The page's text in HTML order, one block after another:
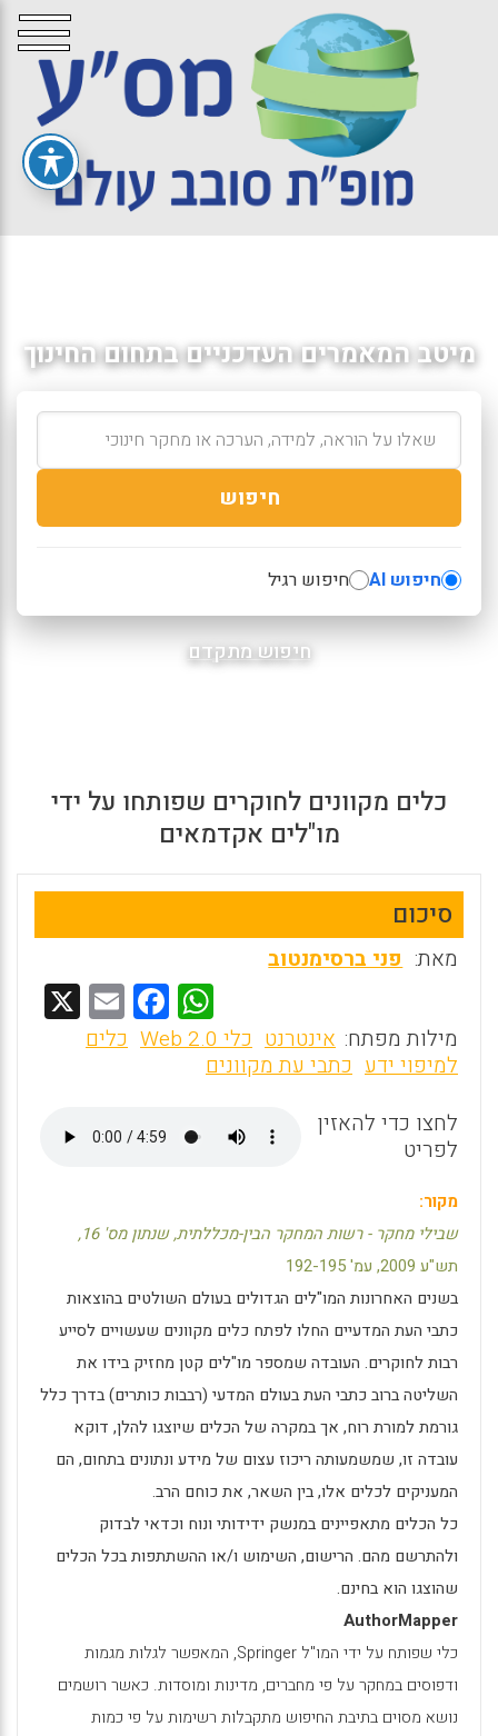
מיטב המאמרים העדכניים בתחום החינוך
חיפוש
חיפוש AI חיפוש רגיל
חיפוש מתקדם
כלים מקוונים לחוקרים שפותחו על ידי
מו"לים אקדמאים
סיכום
מאת: פני ברסימנטוב
W
h
A
F
a
o
E
m מילות מפתח: אינטרנט כלי Web 2.0
כלים
למיפוי ידע כתבי עת מקוונים
לחצו כדי להאזין
לפריט
מקור:
שבילי מחקר - רשות המחקר הבין-מכללתית, שנתון מס' 16,
תש"ע 2009, עמ' 192-195
בשנים האחרונות המו"לים הגדולים בעולם השולטים בהוצאות
כתבי העת המדעיים החלו לפתח כלים מקוונים שעשויים לסייע
רבות לחוקרים. העובדה שמספר מו"לים קטן מחזיק בידו את
השליטה ברוב כתבי העת בעולם המדעי (רבבות כותרים) בדרך כלל
גורמת למורת רוח, אך במקרה של הכלים שיוצגו להלן, דוקא
עובדה זו, שמשמעותה ריכוז עצום של מידע ונתונים בתחום, הם
המעניקים לכלים אלו, בין השאר, את כוחם הרב.
כל הכלים מתאפיינים במנשק ידידותי ונוח וכדאי לבדוק
ולהתרשם מהם. הרישום, השימוש ו/או ההשתתפות בכל הכלים
שהוצגו הוא בחינם.
AuthorMapper
כלי שפותח על ידי המו"ל Springer, המאפשר לגלות מגמות
ודפוסים במחקר על פי מחברים, מדינות ומוסדות. כאשר רושמים
נושא מסוים בתיבת החיפוש מתקבלות רשימות על פי כמות